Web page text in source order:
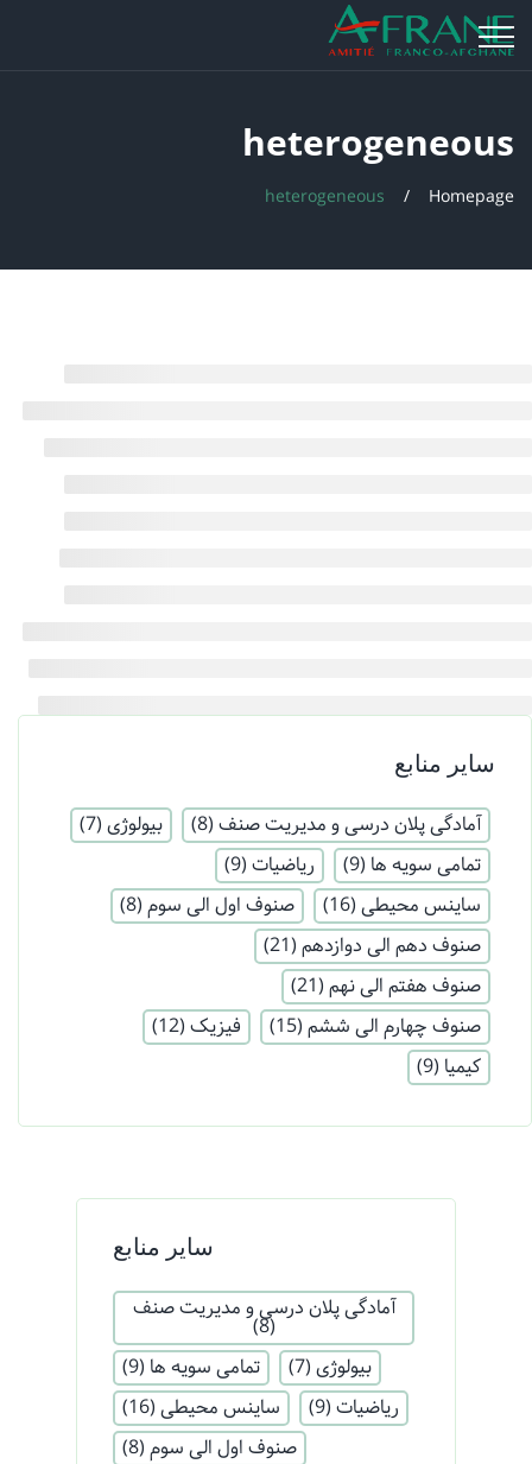
heterogeneous
Homepage
heterogeneous
سایر منابع
آمادگی پلان درسی و مدیریت صنف (8) بیولوژی (7)
تمامی سویه ها (9) ریاضیات (9)
ساینس محیطی (16) صنوف اول الی سوم (8)
صنوف دهم الی دوازدهم (21)
صنوف هفتم الی نهم (21)
صنوف چهارم الی ششم (15) فیزیک (12)
کیمیا (9)
سایر منابع
آمادگی پلان درسی و مدیریت صنف
(8)
بیولوژی (7) تمامی سویه ها (9)
ریاضیات (9) ساینس محیطی (16)
صنوف اول الی سوم (8)